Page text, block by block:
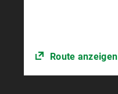
Route anzeigen